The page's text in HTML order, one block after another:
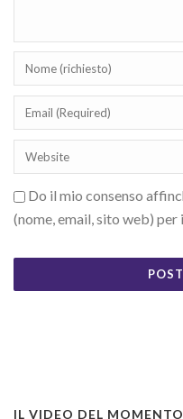
Do il mio consenso
(nome, email, sito web)
IL VIDEO DEL MOMENTO